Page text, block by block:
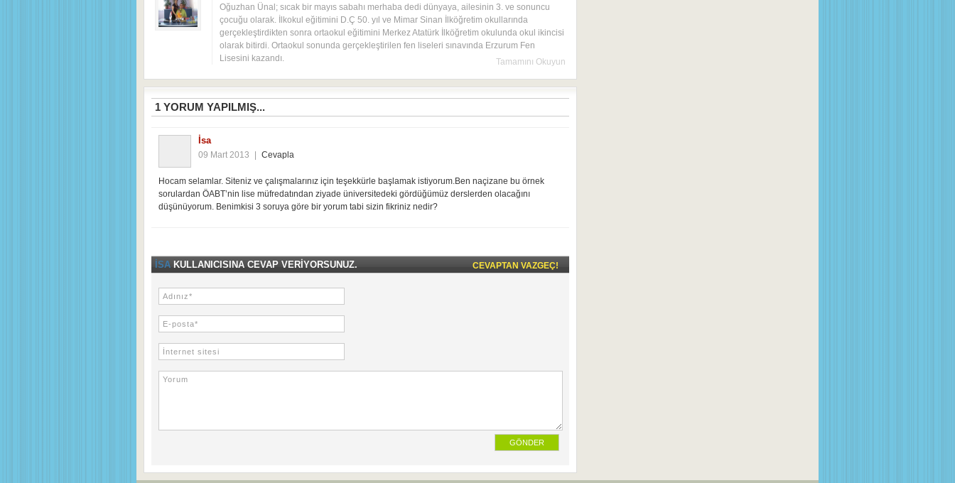
Oğuzhan Ünal; sıcak bir mayıs sabahı merhaba dedi dünyaya, ailesinin 3. ve sonuncu
çocuğu olarak. İlkokul eğitimini D.Ç 50. yıl ve Mimar Sinan İlköğretim okullarında
gerçekleştirdikten sonra ortaokul eğitimini Merkez Atatürk İlköğretim okulunda okul ikincisi
olarak bitirdi. Ortaokul sonunda gerçekleştirilen fen liseleri sınavında Erzurum Fen
Lisesini kazandı.
Tamamını Okuyun
1 YORUM YAPILMIŞ...
İsa
09 Mart 2013 Cevapla
Hocam selamlar. Siteniz ve çalışmalarınız için teşekkürle başlamak istiyorum.Ben naçizane bu örnek
sorulardan ÖABT’nin lise müfredatından ziyade üniversitedeki gördüğümüz derslerden olacağını
düşünüyorum. Benimkisi 3 soruya göre bir yorum tabi sizin fikriniz nedir?
İSA KULLANICISINA CEVAP VERIYORSUNUZ. CEVAPTAN VAZGEÇ!